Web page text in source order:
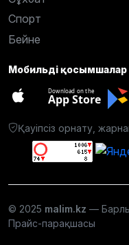
Спорт
Бейне
Мобильді қосымшалар
Download on the
App Store
Қауіпсіз орнату,
© 2025 malim.kz —
Прайс-парақшасы